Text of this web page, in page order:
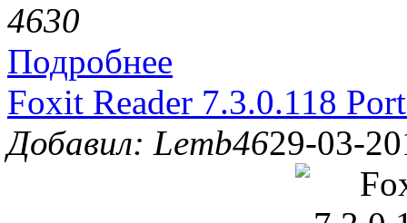
4630
Подробнее
Foxit Reader 7.3.0.118
Добавил: Lemb4629-03-